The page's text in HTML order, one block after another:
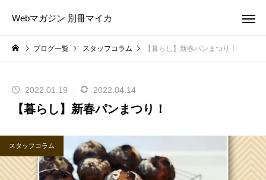
Webマガジン 別冊マイカ
ブログ一覧 スタッフコラム 【暮らし】新春パンまつり！
2022.01.19 2022.04.14
【暮らし】新春パンまつり！
スタッフコラム